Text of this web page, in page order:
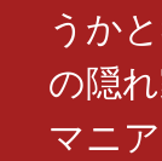
うか
の隠
マニ